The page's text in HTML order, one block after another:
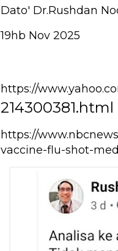
Dato' Dr.Rushdan
19hb Nov 2025
https://
214300381.html
https://
vaccine-flu-shot-